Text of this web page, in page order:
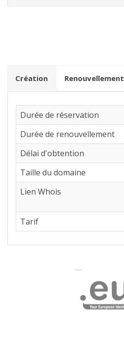
Création Renouvellement
Durée de réservation
Durée de renouvellement
Délai d'obtention
Taille du domaine
Lien Whois
Tarif